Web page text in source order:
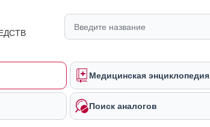
Медицинская энциклопедия
Поиск аналогов